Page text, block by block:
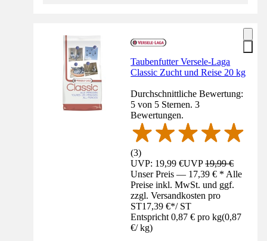
Taubenfutter Versele-Laga
Classic Zucht und Reise 20 kg
Durchschnittliche Bewertung:
5 von 5 Sternen. 3
Bewertungen.
(3)
UVP: 19,99 €UVP19,99 €
Unser Preis — 17,39 € * Alle
Preise inkl. MwSt. und ggf.
zzgl. Versandkosten pro
ST17,39 €*/ ST
Entspricht 0,87 € pro kg(0,87
€/ kg)